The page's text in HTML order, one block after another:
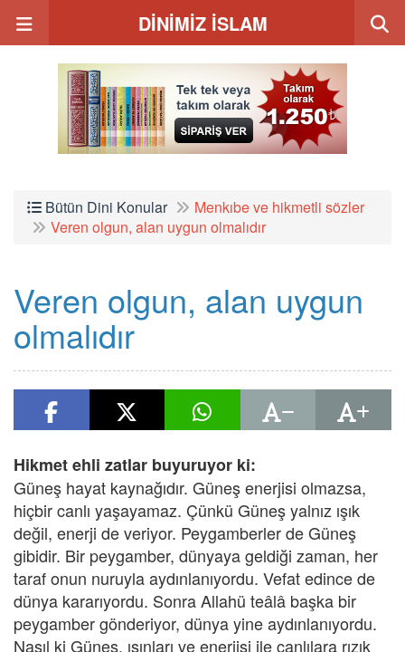
DİNİMİZ İSLAM
Bütün Dini Konular
Menkıbe ve hikmetli sözler
Veren olgun, alan uygun olmalıdır
Veren olgun, alan uygun
olmalıdır
Hikmet ehli zatlar buyuruyor ki:
Güneş hayat kaynağıdır. Güneş enerjisi olmazsa,
hiçbir canlı yaşayamaz. Çünkü Güneş yalnız ışık
değil, enerji de veriyor. Peygamberler de Güneş
gibidir. Bir peygamber, dünyaya geldiği zaman, her
taraf onun nuruyla aydınlanıyordu. Vefat edince de
dünya kararıyordu. Sonra Allahü teâlâ başka bir
peygamber gönderiyor, dünya yine aydınlanıyordu.
Nasıl ki Güneş, ışınları ve enerjisi ile canlılara rızık